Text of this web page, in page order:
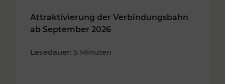
Attraktivierung der Verbindungsbahn
ab September 2026
Lesedauer: 5 Minuten